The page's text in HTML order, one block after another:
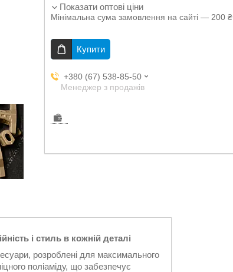
Показати оптові ціни
Мінімальна сума замовлення на сайті — 200 ₴
Купити
+380 (67) 538-85-50
Менеджер з продажів
і стиль в кожній деталі
розроблені для максимального
поліаміду, що забезпечує